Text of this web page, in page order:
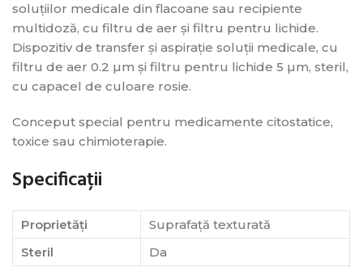
soluțiilor medicale din flacoane sau recipiente
multidoză, cu filtru de aer și filtru pentru lichide.
Dispozitiv de transfer și aspirație soluții medicale, cu
filtru de aer 0.2 µm și filtru pentru lichide 5 µm, steril,
cu capacel de culoare rosie.
Conceput special pentru medicamente citostatice,
toxice sau chimioterapie.
Specificații
Proprietăți
Suprafață texturată
Steril
Da